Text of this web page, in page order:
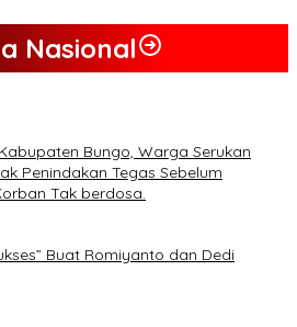
Nasional
Bungo, Warga Serukan
Penindakan Tegas Sebelum
Tak berdosa.
Buat Romiyanto dan Dedi